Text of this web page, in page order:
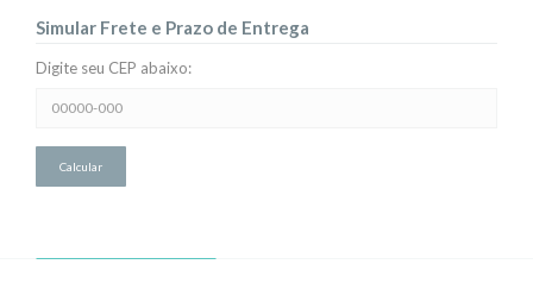
Simular Frete e Prazo de Entrega
Digite seu CEP abaixo:
e
Prazo